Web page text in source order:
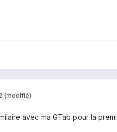
(modifié)
avec ma GTab pour la